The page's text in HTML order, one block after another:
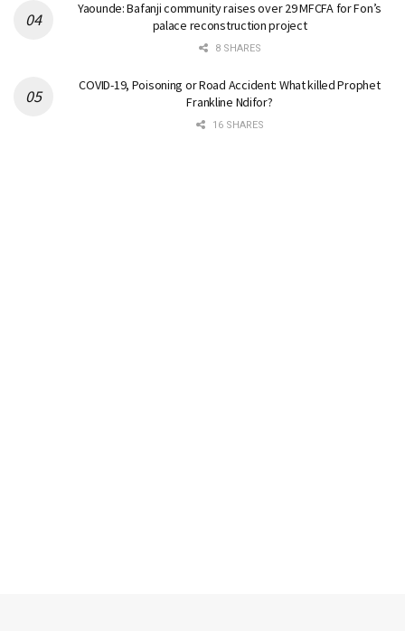
Yaounde: Bafanji community raises over 29 MFCFA for Fon’s
palace reconstruction project
8 SHARES
COVID-19, Poisoning or Road Accident: What killed Prophet
Frankline Ndifor?
16 SHARES